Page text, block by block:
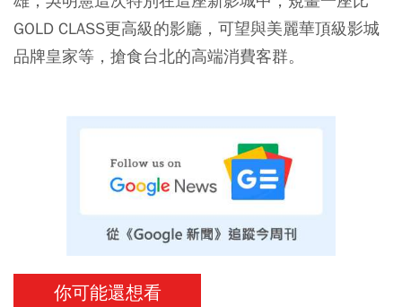
GOLD CLASS更高級的影廳，可望與美麗華頂級影城
品牌皇家等，搶食台北的高端消費客群。
你可能還想看